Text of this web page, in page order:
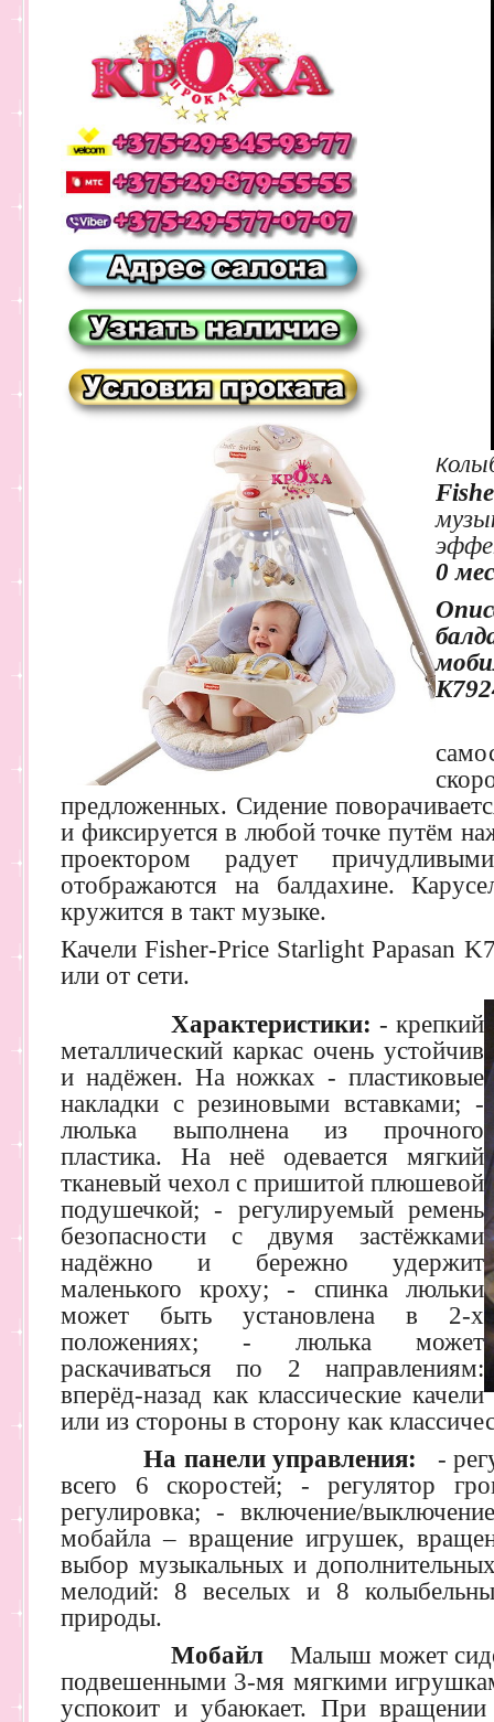
К
0
предложенных. Сидение
и фиксируется в любой точке путём
проектором радует
отображаются на балдахине.
кружится в такт музыке.
Качели Fisher-Price Starlight Papasan
или от сети.
Характеристики: - крепкий
металлический каркас очень устойчив
и надёжен. На ножках - пластиковые
накладки с резиновыми вставками; -
люлька выполнена из прочного
пластика. На неё одевается мягкий
тканевый чехол с пришитой плюшевой
подушечкой; - регулируемый ремень
безопасности с двумя застёжками
надёжно и бережно удержит
маленького кроху; - спинка люльки
может быть установлена в 2-х
положениях; - люлька может
раскачиваться по 2 направлениям:
вперёд-назад как классические качели
или из стороны в сторону как
На панели управления: -
всего 6 скоростей; - регулятор
регулировка; - включение/
мобайла – вращение игрушек,
выбор музыкальных и
мелодий: 8 веселых и 8
природы.
Мобайл
Малыш может
подвешенными 3-мя мягкими
успокоит и убаюкает. При вращении